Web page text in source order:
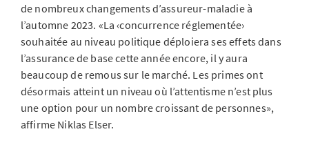
de nombreux changements d’assureur-maladie à
l’automne 2023. «La ‹concurrence réglementée›
souhaitée au niveau politique déploiera ses effets dans
l’assurance de base cette année encore, il y aura
beaucoup de remous sur le marché. Les primes ont
désormais atteint un niveau où l’attentisme n’est plus
une option pour un nombre croissant de personnes»,
affirme Niklas Elser.